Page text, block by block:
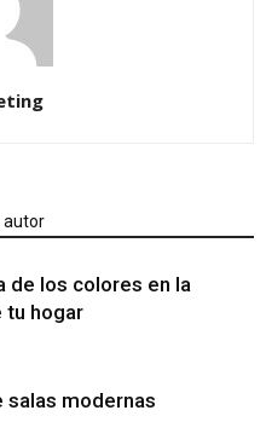
autor
de los colores en la
tu hogar
salas modernas